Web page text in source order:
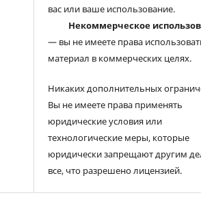
вас или ваше использование.
Некоммерческое
— вы не имеете права
материал в коммерческих целях.
Никаких дополнительных
Вы не имеете права применять
юридические условия или
технологические меры, которые
юридически запрещают другим
все, что разрешено лицензией.